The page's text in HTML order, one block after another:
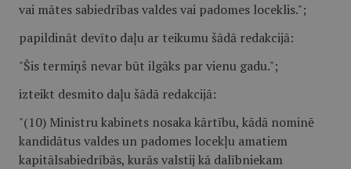
vai mātes sabiedrības valdes vai padomes loceklis.";
papildināt devīto daļu ar teikumu šādā redakcijā:
"Šis termiņš nevar būt ilgāks par vienu gadu.";
izteikt desmito daļu šādā redakcijā:
"(10) Ministru kabinets nosaka kārtību, kādā nominē
kandidātus valdes un padomes locekļu amatiem
kapitālsabiedrībās, kurās valstij kā dalībniekam